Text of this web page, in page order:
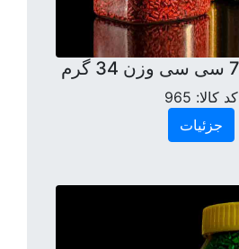
کد کالا: 965
جزئیات